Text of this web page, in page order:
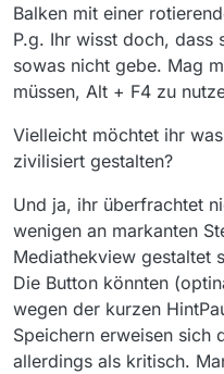
Balken mit einer
P.g. Ihr wisst doch, dass
sowas nicht gebe. Mag
müssen, Alt + F4 zu
Vielleicht möchtet ihr
zivilisiert gestalten?
Und ja, ihr überfrachtet
wenigen an markanten
Mediathekview gestaltet
Die Button könnten
wegen der kurzen
Speichern erweisen sich
allerdings als kritisch.